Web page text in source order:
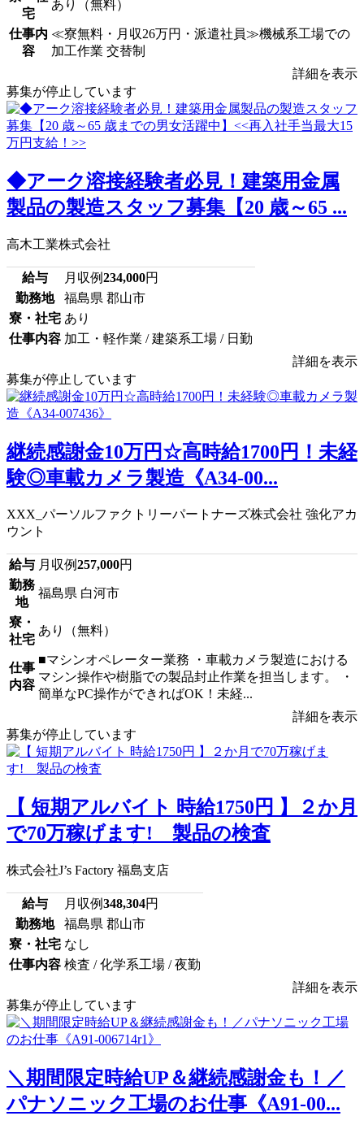
宅
あり（無料）
仕事内
容
≪寮無料・月収26万円・派遣社員≫機械系工場での
加工作業 交替制
詳細を表示
募集が停止しています
◆アーク溶接経験者必見！建築用金属
製品の製造スタッフ募集【20 歳～65 ...
高木工業株式会社
給与 月収例234,000円
勤務地
福島県 郡山市
寮・社宅 あり
仕事内容 加工・軽作業 / 建築系工場 / 日勤
詳細を表示
募集が停止しています
継続感謝金10万円☆高時給1700円！未経
験◎車載カメラ製造《A34-00...
XXX_パーソルファクトリーパートナーズ株式会社 強化アカ
ウント
給与 月収例257,000円
勤務
地
福島県 白河市
寮・
社宅
あり（無料）
仕事
内容
■マシンオペレーター業務 ・車載カメラ製造における
マシン操作や樹脂での製品封止作業を担当します。 ・
簡単なPC操作ができればOK！未経...
詳細を表示
募集が停止しています
【 短期アルバイト 時給1750円 】２か月
で70万稼げます! 製品の検査
株式会社J’s Factory 福島支店
給与 月収例348,304円
勤務地
福島県 郡山市
寮・社宅 なし
仕事内容 検査 / 化学系工場 / 夜勤
詳細を表示
募集が停止しています
＼期間限定時給UP＆継続感謝金も！／
パナソニック工場のお仕事《A91-00...